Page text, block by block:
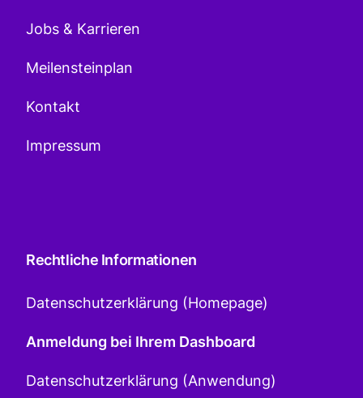
Jobs & Karrieren
Meilensteinplan
Kontakt
Impressum
Rechtliche Informationen
Datenschutzerklärung (Homepage)
Anmeldung bei Ihrem Dashboard
Datenschutzerklärung (Anwendung)